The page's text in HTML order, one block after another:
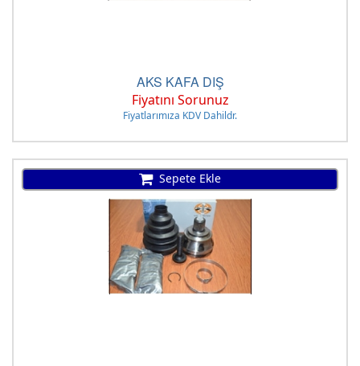
AKS KAFA DIŞ
Fiyatını Sorunuz
Fiyatlarımıza KDV Dahildr.
Sepete Ekle